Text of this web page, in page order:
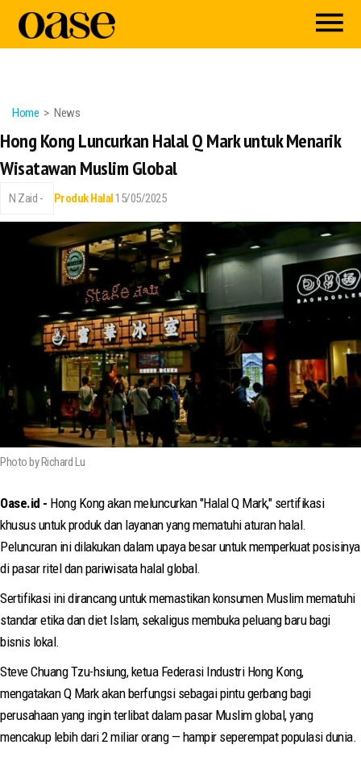
Home News
Hong Kong Luncurkan Halal Q Mark untuk Menarik
Wisatawan Muslim Global
N Zaid - Produk Halal 15/05/2025
Photo by Richard Lu
Oase.id - Hong Kong akan meluncurkan "Halal Q Mark," sertifikasi
khusus untuk produk dan layanan yang mematuhi aturan halal.
Peluncuran ini dilakukan dalam upaya besar untuk memperkuat posisinya
di pasar ritel dan pariwisata halal global.
Sertifikasi ini dirancang untuk memastikan konsumen Muslim mematuhi
standar etika dan diet Islam, sekaligus membuka peluang baru bagi
bisnis lokal.
Steve Chuang Tzu-hsiung, ketua Federasi Industri Hong Kong,
mengatakan Q Mark akan berfungsi sebagai pintu gerbang bagi
perusahaan yang ingin terlibat dalam pasar Muslim global, yang
mencakup lebih dari 2 miliar orang — hampir seperempat populasi dunia.